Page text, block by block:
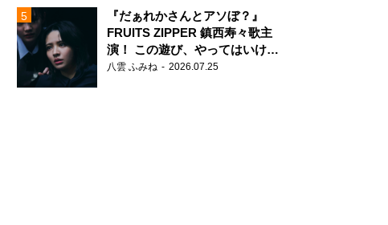
『だぁれかさんとアソぼ？』
FRUITS ZIPPER 鎮西寿々歌主
演！ この遊び、やってはいけま
せん。
八雲 ふみね 2026.07.25